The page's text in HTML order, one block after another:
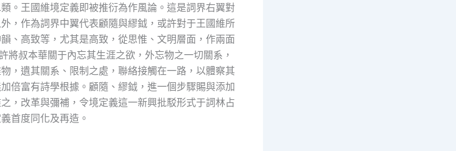
。王國維境定義即被推衍為作風論。這是詞界右翼對
，作為詞界中翼代表顧隨與繆鉞，或許對于王國維所
、高致等，尤其是高致，從思惟、文明層面，作兩面
將叔本華關于內忘其生涯之欲，外忘物之一切關系，
，遺其關系、限制之處，聯絡接觸在一路，以體察其
倍富有詩學根據。顧隨、繆鉞，進一個步驟賜與添加
，改革與彌補，令境定義這一新興批駁形式于詞林占
首度同化及再造。